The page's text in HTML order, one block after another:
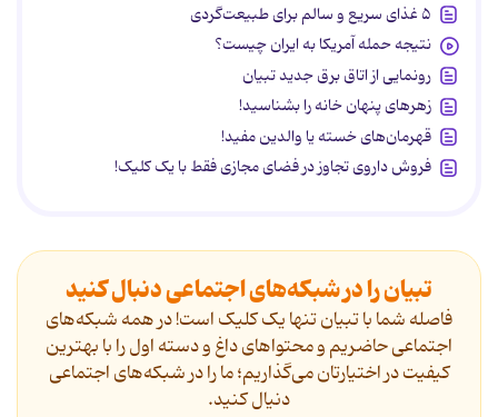
۵ غذای سریع و سالم برای طبیعت‌گردی
نتیجه حمله آمریکا به ایران چیست؟
رونمایی از اتاق برق جدید تبیان
زهرهای پنهان خانه را بشناسید!
قهرمان‌های خسته یا والدین مفید!
فروش داروی تجاوز در فضای مجازی فقط با یک کلیک!
تبیان را در شبکه‌های اجتماعی دنبال کنید
فاصله شما با تبیان تنها یک کلیک است! در همه شبکه‌های
اجتماعی حاضریم و محتواهای داغ و دسته اول را با بهترین
کیفیت در اختیارتان می‌گذاریم؛ ما را در شبکه‌های اجتماعی
دنیال کنید.